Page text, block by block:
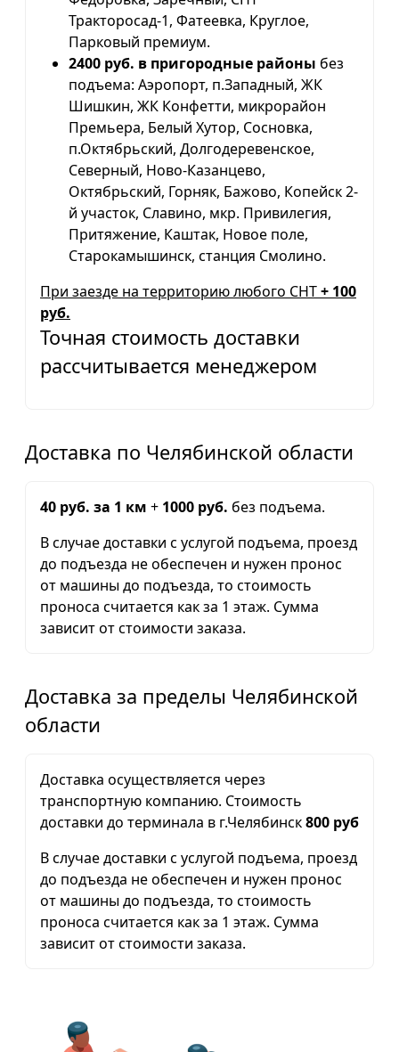
Тракторосад-1, Фатеевка, Круглое,
Парковый премиум.
2400 руб. в пригородные районы без
подъема: Аэропорт, п.Западный, ЖК
Шишкин, ЖК Конфетти, микрорайон
Премьера, Белый Хутор, Сосновка,
п.Октябрьский, Долгодеревенское,
Северный, Ново-Казанцево,
Октябрьский, Горняк, Бажово, Копейск 2-
й участок, Славино, мкр. Привилегия,
Притяжение, Каштак, Новое поле,
Старокамышинск, станция Смолино.
При заезде на территорию любого СНТ+ 100
руб.
Точная стоимость доставки
рассчитывается менеджером
Доставка по Челябинской области
40 руб. за 1 км + 1000 руб. без подъема.
В случае доставки с услугой подъема, проезд
до подъезда не обеспечен и нужен пронос
от машины до подъезда, то стоимость
проноса считается как за 1 этаж. Сумма
зависит от стоимости заказа.
Доставка за пределы Челябинской
области
Доставка осуществляется через
транспортную компанию. Стоимость
доставки до терминала в г.Челябинск800 руб
В случае доставки с услугой подъема, проезд
до подъезда не обеспечен и нужен пронос
от машины до подъезда, то стоимость
проноса считается как за 1 этаж. Сумма
зависит от стоимости заказа.